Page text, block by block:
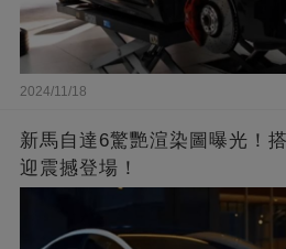
2024/11/18
新馬自達6驚艷渲染圖曝光！
迎震撼登場！